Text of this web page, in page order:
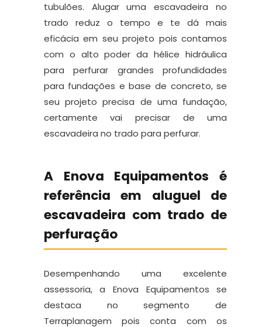
tubulões. Alugar uma escavadeira no
trado reduz o tempo e te dá mais
eficácia em seu projeto pois contamos
com o alto poder da hélice hidráulica
para perfurar grandes profundidades
para fundações e base de concreto, se
seu projeto precisa de uma fundação,
certamente vai precisar de uma
escavadeira no trado para perfurar.
A Enova Equipamentos é
referência em aluguel de
escavadeira com trado de
perfuração
Desempenhando uma excelente
assessoria, a Enova Equipamentos se
destaca no segmento de
Terraplanagem pois conta com os